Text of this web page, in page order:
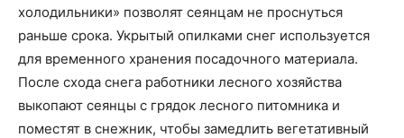
холодильники» позволят сеянцам не проснуться
раньше срока. Укрытый опилками снег используется
для временного хранения посадочного материала.
После схода снега работники лесного хозяйства
выкопают сеянцы с грядок лесного питомника и
поместят в снежник, чтобы замедлить вегетативный